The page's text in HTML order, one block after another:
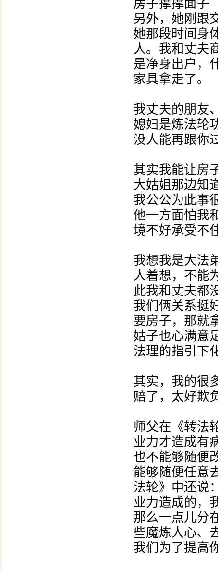
房子撑撑面子
另外，她刚跟
她那段时间身
人。我和丈夫
是净身出户，
家具拿走了。
我丈夫的朋友
媳妇是炼法轮
没人能再跟你
其实我能让房
大姑姐那边知
我公公为此事
他一方面怕我
境不好承受不
我想我是大法
人着想，不能
此我和丈夫都
我们俩关系挺
要房子，那就
姑子也心满意
法理的指引下
其实，我的很
赔了，太好欺
师父在《转法
业力才造成有
也不能够随便
能够随便任意
法轮》中还说
业力造成的，
那么一点儿分
些魔炼人心、
我们为了提高